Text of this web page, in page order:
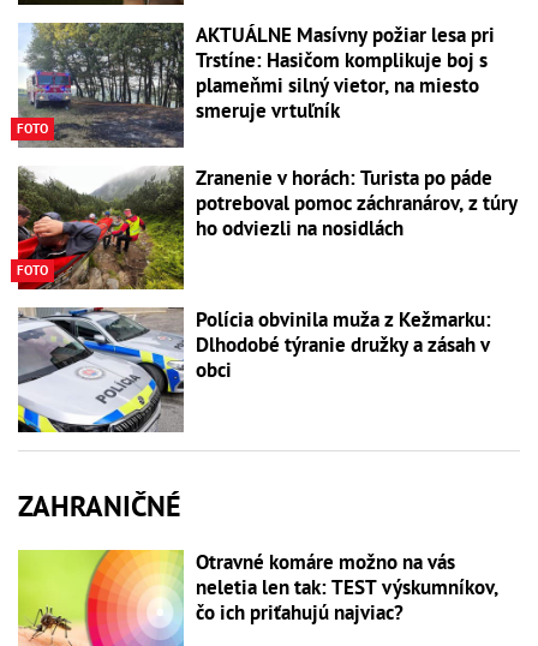
FOTO
AKTUÁLNE Masívny požiar lesa pri
Trstíne: Hasičom komplikuje boj s
plameňmi silný vietor, na miesto
smeruje vrtuľník
FOTO
Zranenie v horách: Turista po páde
potreboval pomoc záchranárov, z túry
ho odviezli na nosidlách
Polícia obvinila muža z Kežmarku:
Dlhodobé týranie družky a zásah v
obci
ZAHRANIČNÉ
Otravné komáre možno na vás
neletia len tak: TEST výskumníkov,
čo ich priťahujú najviac?